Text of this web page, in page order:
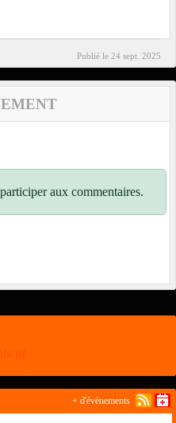
Publié le 24 sept. 2025
aux commentaires.
+ d'évènements